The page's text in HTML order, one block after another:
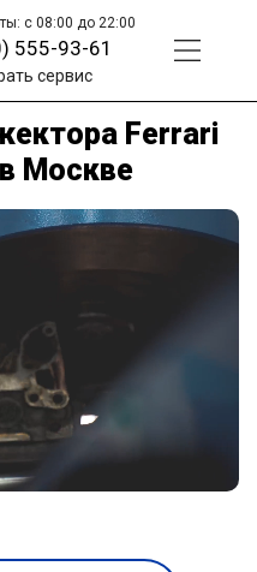
с 08:00 до 22:00
555-93-61
сервис
Ferrari
Москве